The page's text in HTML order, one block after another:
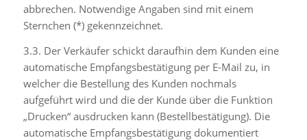
abbrechen. Notwendige Angaben sind mit einem
Sternchen (*) gekennzeichnet.
3.3. Der Verkäufer schickt daraufhin dem Kunden eine
automatische Empfangsbestätigung per E-Mail zu, in
welcher die Bestellung des Kunden nochmals
aufgeführt wird und die der Kunde über die Funktion
„Drucken“ ausdrucken kann (Bestellbestätigung). Die
automatische Empfangsbestätigung dokumentiert